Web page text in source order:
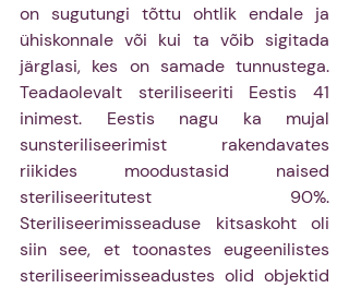
on sugutungi tõttu ohtlik endale ja
ühiskonnale või kui ta võib sigitada
järglasi, kes on samade tunnustega.
Teadaolevalt steriliseeriti Eestis 41
inimest. Eestis nagu ka mujal
sunsteriliseerimist rakendavates
riikides moodustasid naised
steriliseeritutest 90%.
Steriliseerimisseaduse kitsaskoht oli
siin see, et toonastes eugeenilistes
steriliseerimisseadustes olid objektid